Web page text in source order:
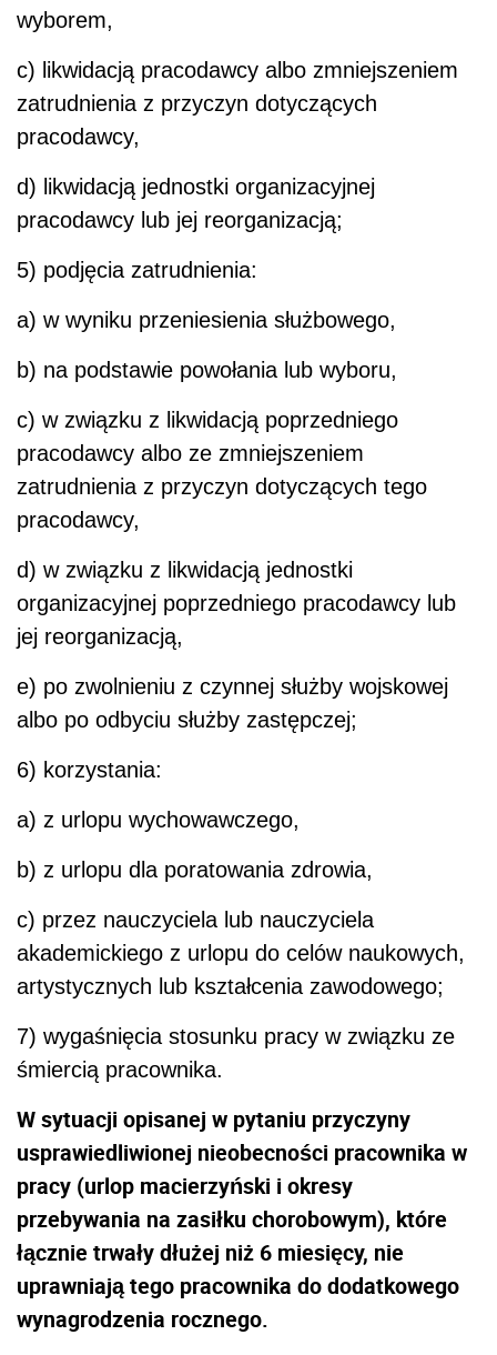
wyborem,
c) likwidacją pracodawcy albo zmniejszeniem
zatrudnienia z przyczyn dotyczących
pracodawcy,
d) likwidacją jednostki organizacyjnej
pracodawcy lub jej reorganizacją;
5) podjęcia zatrudnienia:
a) w wyniku przeniesienia służbowego,
b) na podstawie powołania lub wyboru,
c) w związku z likwidacją poprzedniego
pracodawcy albo ze zmniejszeniem
zatrudnienia z przyczyn dotyczących tego
pracodawcy,
d) w związku z likwidacją jednostki
organizacyjnej poprzedniego pracodawcy lub
jej reorganizacją,
e) po zwolnieniu z czynnej służby wojskowej
albo po odbyciu służby zastępczej;
6) korzystania:
a) z urlopu wychowawczego,
b) z urlopu dla poratowania zdrowia,
c) przez nauczyciela lub nauczyciela
akademickiego z urlopu do celów naukowych,
artystycznych lub kształcenia zawodowego;
7) wygaśnięcia stosunku pracy w związku ze
śmiercią pracownika.
W sytuacji opisanej w pytaniu przyczyny
usprawiedliwionej nieobecności pracownika w
pracy (urlop macierzyński i okresy
przebywania na zasiłku chorobowym), które
łącznie trwały dłużej niż 6 miesięcy, nie
uprawniają tego pracownika do dodatkowego
wynagrodzenia rocznego.